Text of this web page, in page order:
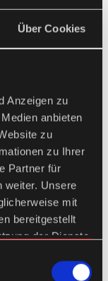
Über Cookies
Anzeigen zu
anbieten
zu
zu Ihrer
Partner für
weiter. Unsere
mit
bereitgestellt
der Dienste